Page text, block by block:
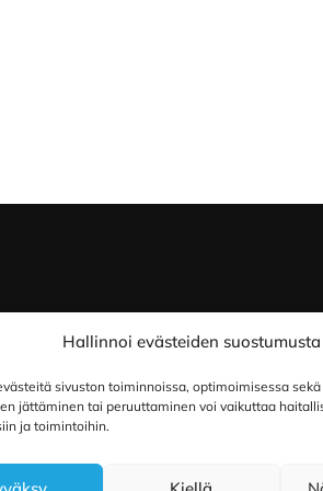
Hallinnoi evästeiden suostumusta
sivuston toiminnoissa, optimoimisessa
jättäminen tai peruuttaminen voi vaikuttaa
ja toimintoihin.